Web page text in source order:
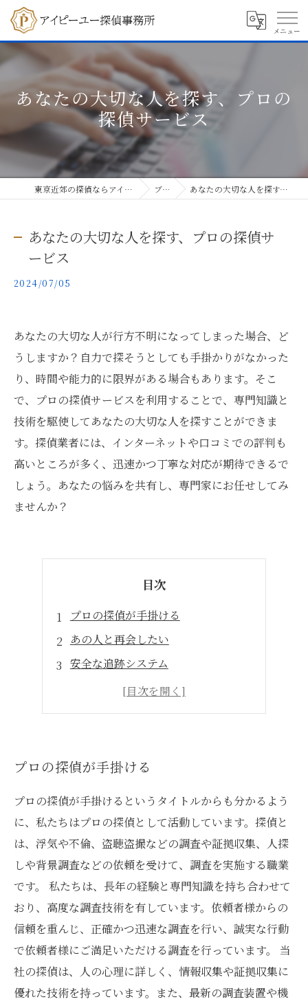
あなたの大切な人を探す、プロの
探偵サービス
東京近郊の探偵ならアイピーユー探偵事務所 ブログ あなたの大切な人を探す、プロの探偵サービス
あなたの大切な人を探す、プロの探偵サ
ービス
2024/07/05
あなたの大切な人が行方不明になってしまった場合、ど
うしますか？自力で探そうとしても手掛かりがなかった
り、時間や能力的に限界がある場合もあります。そこ
で、プロの探偵サービスを利用することで、専門知識と
技術を駆使してあなたの大切な人を探すことができま
す。探偵業者には、インターネットや口コミでの評判も
高いところが多く、迅速かつ丁寧な対応が期待できるで
しょう。あなたの悩みを共有し、専門家にお任せしてみ
ませんか？
目次
プロの探偵が手掛ける
あの人と再会したい
安全な追跡システム
個人情報の厳重な取り扱い
プロの探偵が手掛ける
プロの探偵が手掛けるというタイトルからも分かるよう
に、私たちはプロの探偵として活動しています。探偵と
は、浮気や不倫、盗聴盗撮などの調査や証拠収集、人探
しや背景調査などの依頼を受けて、調査を実施する職業
です。 私たちは、長年の経験と専門知識を持ち合わせて
おり、高度な調査技術を有しています。依頼者様からの
信頼を重んじ、正確かつ迅速な調査を行い、誠実な行動
で依頼者様にご満足いただける調査を行っています。 当
社の探偵は、人の心理に詳しく、情報収集や証拠収集に
優れた技術を持っています。また、最新の調査装置や機